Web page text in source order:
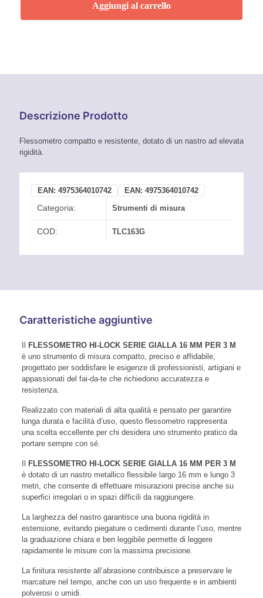
16
Aggiungi al carrello
Descrizione Prodotto
Flessometro compatto e resistente, dotato di un nastro ad elevata
rigidità.
EAN: 4975364010742 EAN: 4975364010742
Categoria: Strumenti di misura
COD: TLC163G
Caratteristiche aggiuntive
FLESSOMETRO HI-LOCK SERIE GIALLA 16 MM PER 3 M
è uno strumento di misura compatto, preciso e affidabile,
progettato per soddisfare le esigenze di professionisti, artigiani e
appassionati del fai-da-te che richiedono accuratezza e
resistenza.
Realizzato con materiali di alta qualità e pensato per garantire
lunga durata e facilità d’uso, questo flessometro rappresenta
una scelta eccellente per chi desidera uno strumento pratico da
portare sempre con sé.
FLESSOMETRO HI-LOCK SERIE GIALLA 16 MM PER 3 M
è dotato di un nastro metallico flessibile largo 16 mm e lungo 3
metri, che consente di effettuare misurazioni precise anche su
superfici irregolari o in spazi difficili da raggiungere.
La larghezza del nastro garantisce una buona rigidità in
estensione, evitando piegature o cedimenti durante l’uso, mentre
la graduazione chiara e ben leggibile permette di leggere
rapidamente le misure con la massima precisione.
La finitura resistente all’abrasione contribuisce a preservare le
marcature nel tempo, anche con un uso frequente e in ambienti
polverosi o umidi.